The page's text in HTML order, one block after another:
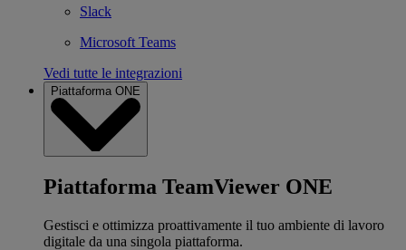
Slack
Microsoft Teams
Vedi tutte le integrazioni
Piattaforma ONE
Piattaforma TeamViewer ONE
Gestisci e ottimizza proattivamente il tuo ambiente di lavoro
digitale da una singola piattaforma.